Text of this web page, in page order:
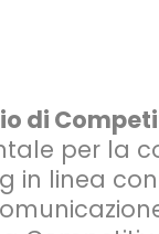
di
per la
in linea